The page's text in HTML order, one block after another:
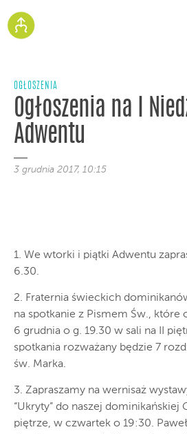
OGŁOSZENIA
Ogłoszenia na I
Adwentu
3 grudnia 2017, 10:15
1. We wtorki i piątki Adwentu
6.30.
2. Fraternia świeckich
na spotkanie z Pismem Św., które
6 grudnia o g. 19.30 w sali na II
spotkania rozważany będzie 7
św. Marka.
3. Zapraszamy na wernisaż
“Ukryty” do naszej dominikańskiej
piętrze, w czwartek o 19:30.